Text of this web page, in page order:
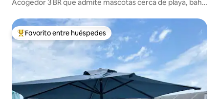
Acogedor 3 BR que admite mascotas cerca de playa, bahía
Favorito entre huéspedes preferido
Favorito entre huéspedes